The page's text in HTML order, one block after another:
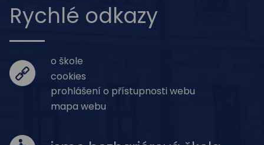
Rychlé odkazy
o škole
cookies
prohlášení o přístupnosti webu
mapa webu